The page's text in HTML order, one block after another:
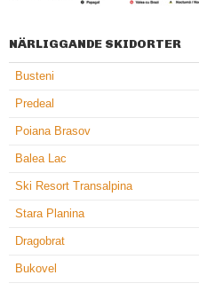
NÄRLIGGANDE SKIDORTER
Busteni
Predeal
Poiana Brasov
Balea Lac
Ski Resort Transalpina
Stara Planina
Dragobrat
Bukovel